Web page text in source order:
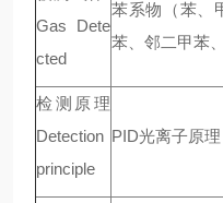
Gas Dete
cted
苯系物（苯、
苯、邻二甲苯
检测原理
Detection
principle
PID光离子原理